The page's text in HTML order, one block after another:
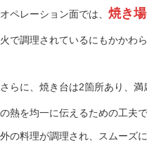
オペレーション面では、 焼き
火で調理されているにもかかわ
さらに、焼き台は2箇所あり、
の熱を均一に伝えるための工夫
外の料理が調理され、スムーズ